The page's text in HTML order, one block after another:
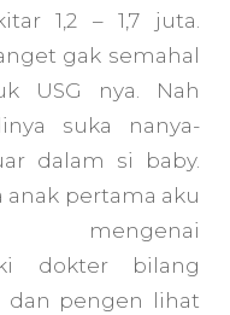
1,2 – 1,7 juta.
gak semahal
USG nya. Nah
suka nanya-
dalam si baby.
pertama aku
mengenai
dokter bilang
dan pengen lihat